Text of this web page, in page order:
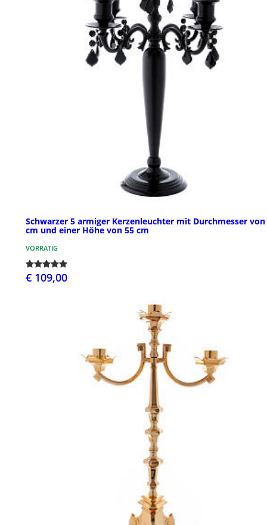
Schwarzer 5 armiger Kerzenleuchter mit Durchmesser von
cm und einer Hőhe von 55 cm
VORRÄTIG
€ 109,00